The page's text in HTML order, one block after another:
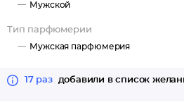
Patron Silver - современный,
мужчины, ставящего перед собой
затем следуют альдегиды и
Мужской
Тип парфюмерии
Мужская парфюмерия
17 раз добавили в список